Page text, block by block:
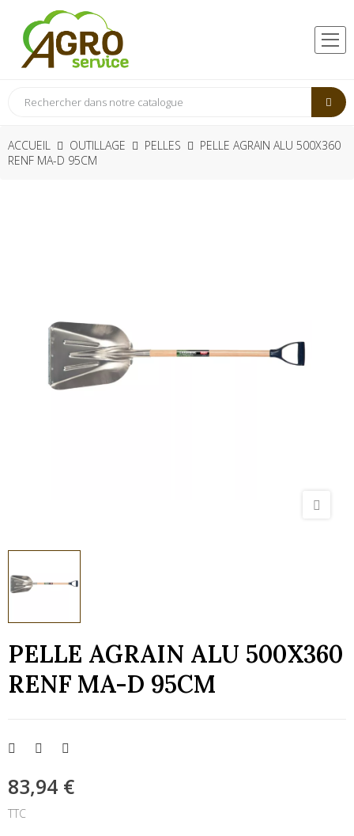
ACCUEIL OUTILLAGE PELLES
PELLE AGRAIN ALU 500X360
RENF MA-D 95CM
PELLE AGRAIN ALU 500X360
RENF MA-D 95CM
83,94 €
TTC